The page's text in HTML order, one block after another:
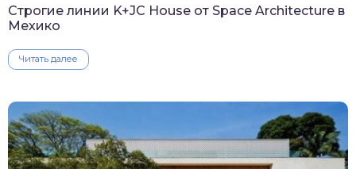
Строгие линии K+JC House от Space Architecture в
Мехико
Читать далее